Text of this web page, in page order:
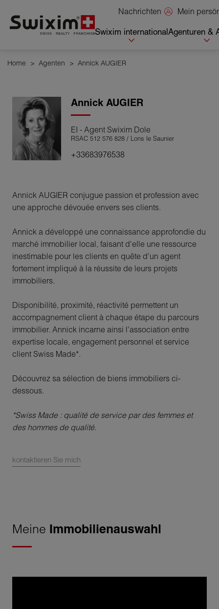
Nachrichten Mein
Swixim internationalAgenturen &
Home > Agenten > Annick AUGIER
Annick AUGIER
EI - Agent Swixim Dole
RSAC 512 576 828 / Lons le Saunier
+33683976538
Annick AUGIER conjugue passion et profession avec
une approche dévouée envers ses clients.
Annick a développé une connaissance approfondie du
marché immobilier local, faisant d'elle une ressource
inestimable pour les clients en quête d’un agent
fortement impliqué à la réussite de leurs projets
immobiliers.
Disponibilité, proximité, réactivité permettent un
accompagnement client à chaque étape du parcours
immobilier. Annick incarne ainsi l’association entre
expertise locale, engagement personnel et service
client Swiss Made*.
Découvrez sa sélection de biens immobiliers ci-
dessous.
*Swiss Made : qualité de service par des femmes et
des hommes de qualité.
kontaktieren Sie mich
Meine Immobilienauswahl